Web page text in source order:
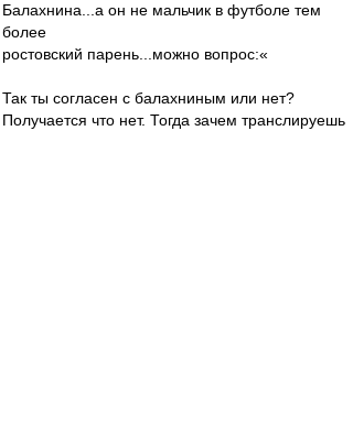
Балахнина...а он не мальчик в футболе тем
более
ростовский парень...можно вопрос:«
Так ты согласен с балахниным или нет?
Получается что нет. Тогда зачем транслируешь